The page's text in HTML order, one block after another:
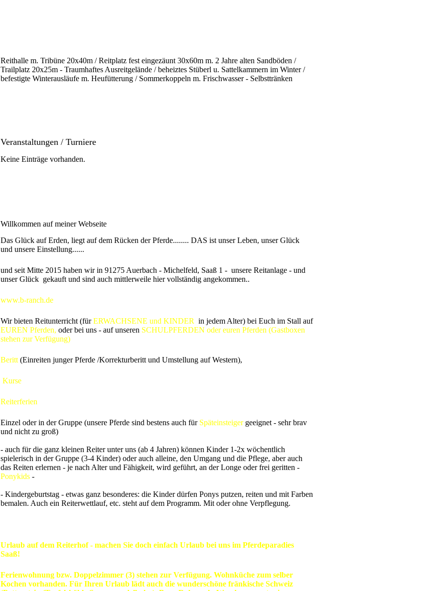
Reithalle m. Tribüne 20x40m / Reitplatz fest eingezäunt 30x60m m. 2 Jahre alten Sandböden /
Trailplatz 20x25m - Traumhaftes Ausreitgelände / beheiztes Stüberl u. Sattelkammern im Winter /
befestigte Winterausläufe m. Heufütterung / Sommerkoppeln m. Frischwasser - Selbsttränken
Veranstaltungen / Turniere
Keine Einträge vorhanden.
Willkommen auf meiner Webseite
Das Glück auf Erden, liegt auf dem Rücken der Pferde........ DAS ist unser Leben, unser Glück
und unsere Einstellung......
und seit Mitte 2015 haben wir in 91275 Auerbach - Michelfeld, Saaß 1 - unsere Reitanlage - und
unser Glück gekauft und sind auch mittlerweile hier vollständig angekommen..
www.b-ranch.de
Wir bieten Reitunterricht (fürERWACHSENE und KINDER in jedem Alter) bei Euch im Stall auf
EUREN Pferden, oder bei uns - auf unseren SCHULPFERDEN oder euren Pferden (Gastboxen
stehen zur Verfügung)
Beritt (Einreiten junger Pferde /Korrekturberitt und Umstellung auf Western),
Kurse
Reiterferien
Einzel oder in der Gruppe (unsere Pferde sind bestens auch für Späteinsteiger geeignet - sehr brav
und nicht zu groß)
- auch für die ganz kleinen Reiter unter uns (ab 4 Jahren) können Kinder 1-2x wöchentlich
spielerisch in der Gruppe (3-4 Kinder) oder auch alleine, den Umgang und die Pflege, aber auch
das Reiten erlernen - je nach Alter und Fähigkeit, wird geführt, an der Longe oder frei geritten -
Ponykids -
- Kindergeburtstag - etwas ganz besonderes: die Kinder dürfen Ponys putzen, reiten und mit Farben
bemalen. Auch ein Reiterwettlauf, etc. steht auf dem Programm. Mit oder ohne Verpflegung.
Urlaub auf dem Reiterhof - machen Sie doch einfach Urlaub bei uns im Pferdeparadies
Saaß!
Ferienwohnung bzw. Doppelzimmer (3) stehen zur Verfügung. Wohnküche zum selber
Kochen vorhanden. Für Ihren Urlaub lädt auch die wunderschöne fränkische Schweiz